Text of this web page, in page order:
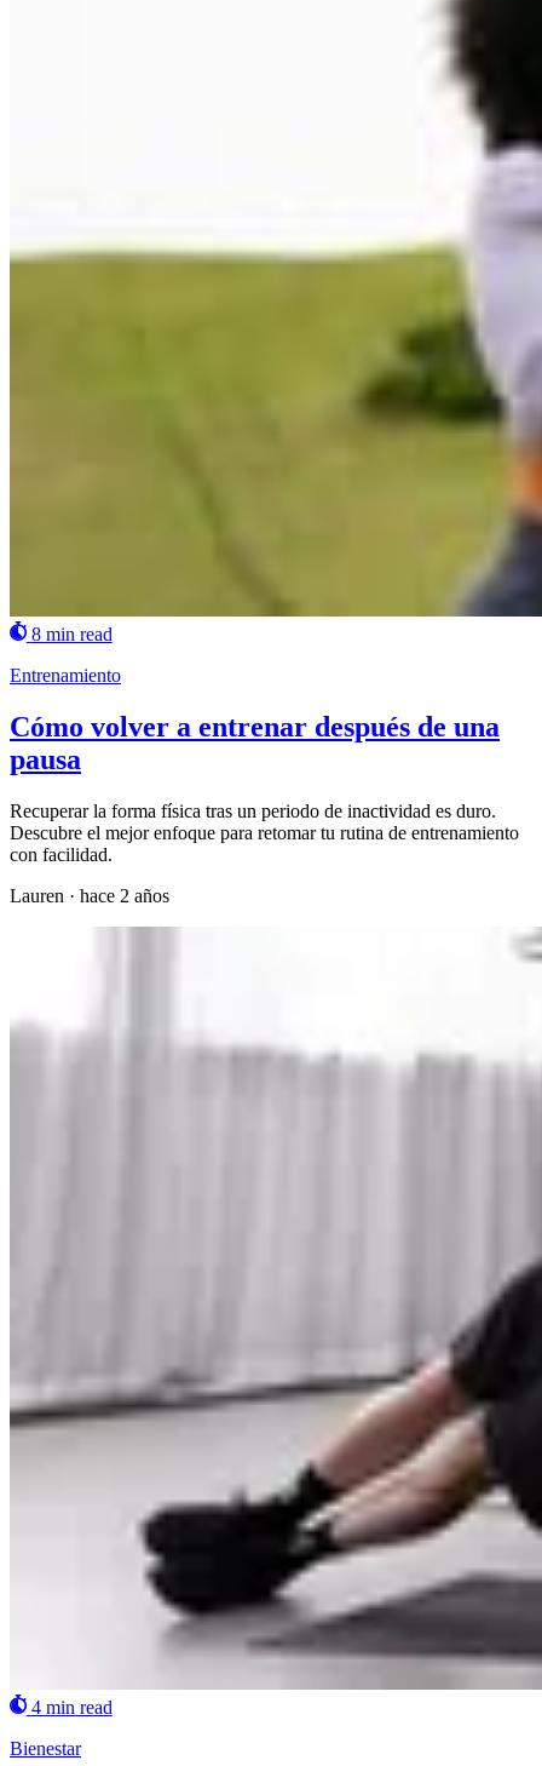
8 min read
Entrenamiento
Cómo volver a entrenar después de una
pausa
Recuperar la forma física tras un periodo de inactividad es duro.
Descubre el mejor enfoque para retomar tu rutina de entrenamiento
con facilidad.
Lauren · hace 2 años
4 min read
Bienestar